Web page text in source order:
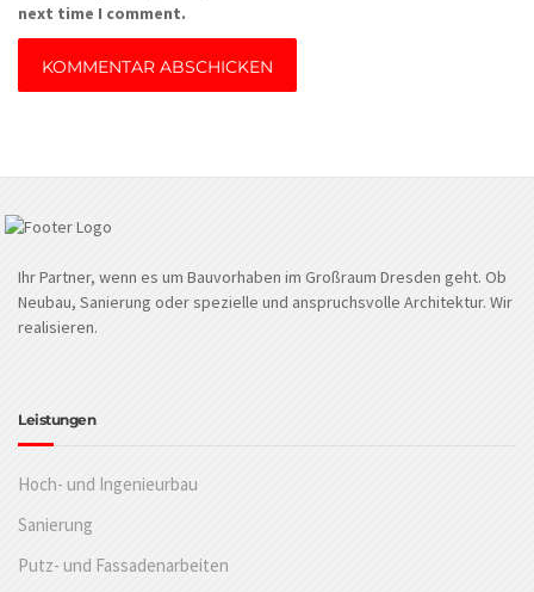
next time I comment.
Ihr Partner, wenn es um Bauvorhaben im Großraum Dresden geht. Ob
Neubau, Sanierung oder spezielle und anspruchsvolle Architektur. Wir
realisieren.
Leistungen
Hoch- und Ingenieurbau
Sanierung
Putz- und Fassadenarbeiten